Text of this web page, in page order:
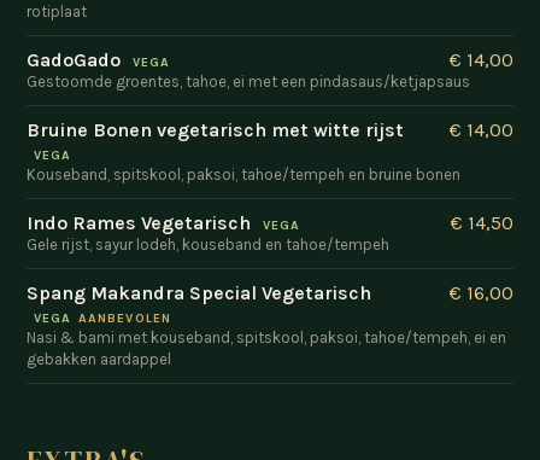
rotiplaat
GadoGado VEGA € 14,00
Gestoomde groentes, tahoe, ei met een pindasaus/ketjapsaus
Bruine Bonen vegetarisch met witte rijst
VEGA
€ 14,00
Kouseband, spitskool, paksoi, tahoe/tempeh en bruine bonen
Indo Rames Vegetarisch VEGA € 14,50
Gele rijst, sayur lodeh, kouseband en tahoe/tempeh
Spang Makandra Special Vegetarisch
VEGA AANBEVOLEN
€ 16,00
Nasi & bami met kouseband, spitskool, paksoi, tahoe/tempeh, ei en
gebakken aardappel